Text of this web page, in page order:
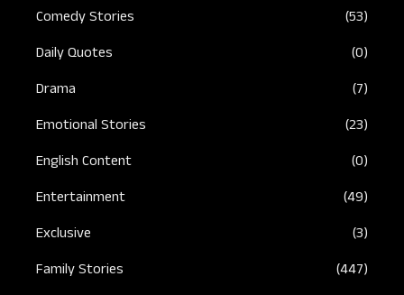
Comedy Stories
(53)
Daily Quotes
(0)
Drama
(7)
Emotional Stories
(23)
English Content
(0)
Entertainment
(49)
Exclusive
(3)
Family Stories
(447)